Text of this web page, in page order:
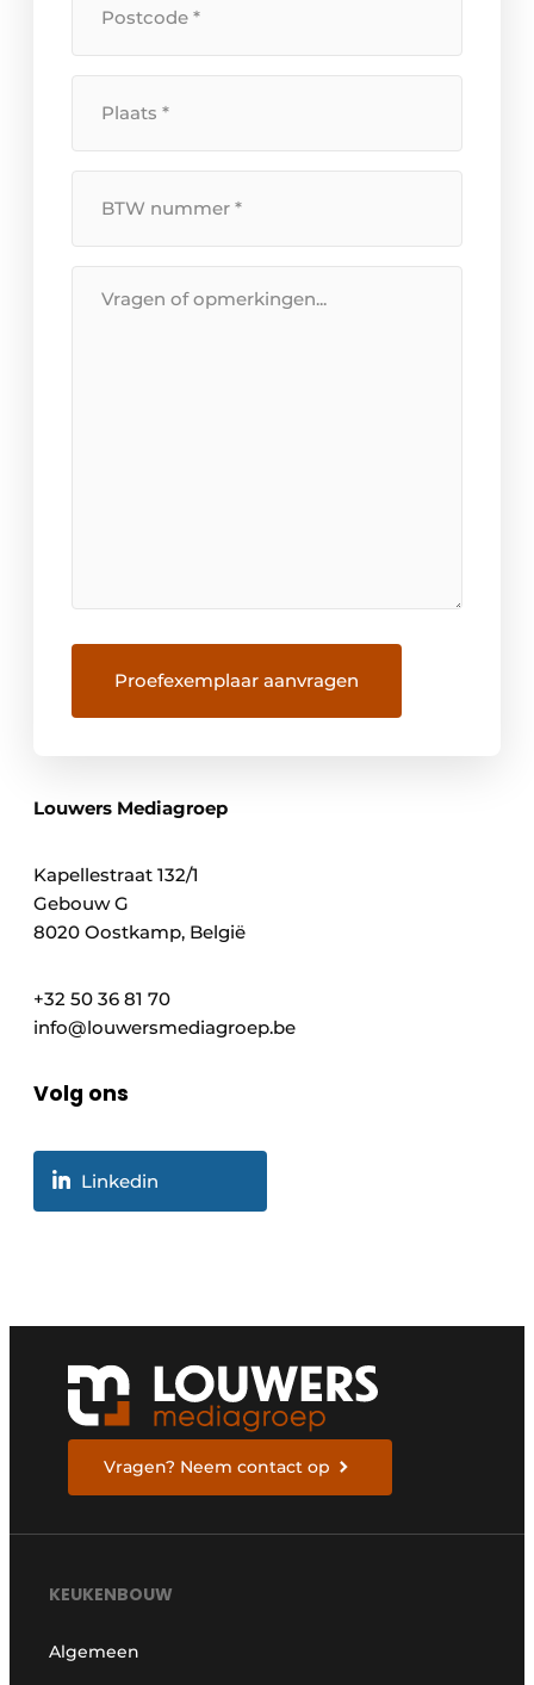
Nummer
*
Louwers Mediagroep
Kapellestraat 132/1
Gebouw G
8020 Oostkamp, België
+32 50 36 81 70
info@louwersmediagroep.be
Volg ons
Linkedin
Vragen? Neem contact op
KEUKENBOUW
Algemeen